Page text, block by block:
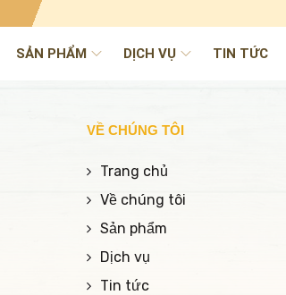
SẢN PHẨM DỊCH VỤ TIN TỨC
VỀ CHÚNG TÔI
Trang chủ
Về chúng tôi
Sản phẩm
Dịch vụ
Tin tức